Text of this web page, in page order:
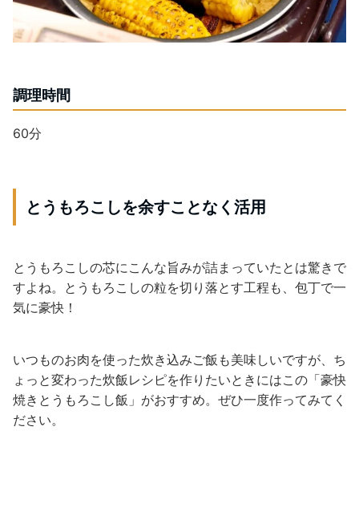
調理時間
60分
とうもろこしを余すことなく活用
とうもろこしの芯にこんな旨みが詰まっていたとは驚きで
すよね。とうもろこしの粒を切り落とす工程も、包丁で一
気に豪快！
いつものお肉を使った炊き込みご飯も美味しいですが、ち
ょっと変わった炊飯レシピを作りたいときにはこの「豪快
焼きとうもろこし飯」がおすすめ。ぜひ一度作ってみてく
ださい。